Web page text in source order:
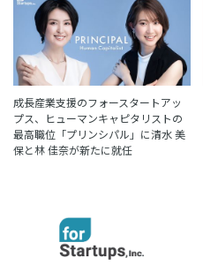
成長産業支援のフォースタートアッ
プス、ヒューマンキャピタリストの
最高職位「プリンシパル」に清水 美
保と林 佳奈が新たに就任